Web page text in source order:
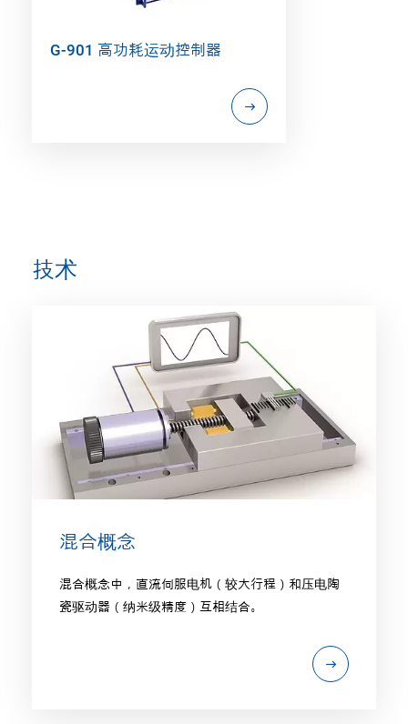
G-901 高功耗运动控制器
技术
混合概念
混合概念中，直流伺服电机（较大行程）和压电陶
瓷驱动器（纳米级精度）互相结合。